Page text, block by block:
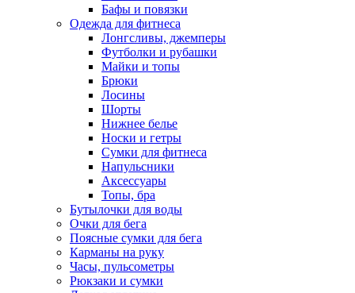
Бафы и повязки
Одежда для фитнеса
Лонгсливы, джемперы
Футболки и рубашки
Майки и топы
Брюки
Лосины
Шорты
Нижнее белье
Носки и гетры
Сумки для фитнеса
Напульсники
Аксессуары
Топы, бра
Бутылочки для воды
Очки для бега
Поясные сумки для бега
Карманы на руку
Часы, пульсометры
Рюкзаки и сумки